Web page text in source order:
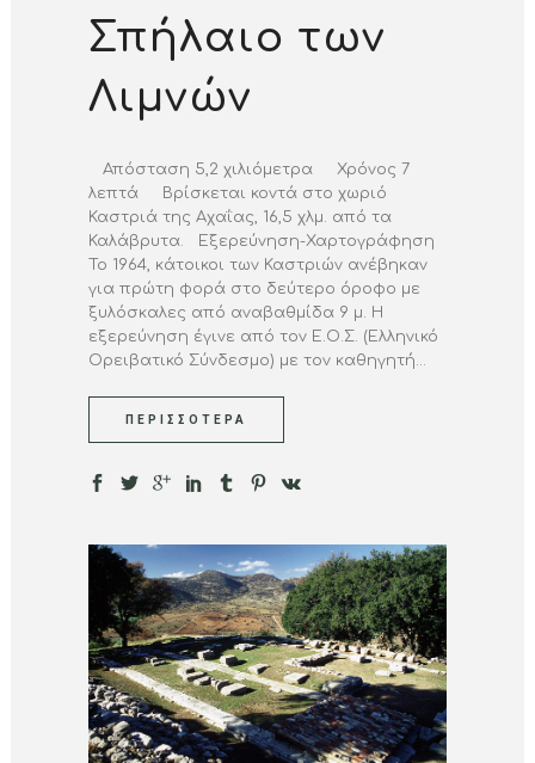
Σπήλαιο των
Λιμνών
Απόσταση 5,2 χιλιόμετρα Χρόνος 7
λεπτά Βρίσκεται κοντά στο χωριό
Καστριά της Αχαΐας, 16,5 χλμ. από τα
Καλάβρυτα. Εξερεύνηση-Χαρτογράφηση
Το 1964, κάτοικοι των Καστριών ανέβηκαν
για πρώτη φορά στο δεύτερο όροφο με
ξυλόσκαλες από αναβαθμίδα 9 μ. Η
εξερεύνηση έγινε από τον Ε.Ο.Σ. (Ελληνικό
Ορειβατικό Σύνδεσμο) με τον καθηγητή...
ΠΕΡΙΣΣΌΤΕΡΑ